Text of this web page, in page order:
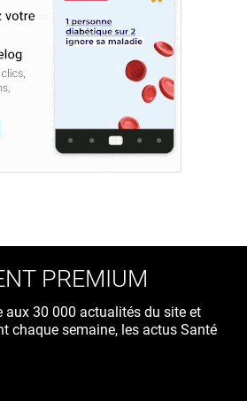
PREMIUM
aux 30 000 actualités du site et
chaque semaine, les actus Santé